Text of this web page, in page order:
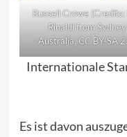
Russell Crowe (Credits:
Rinaldi from Sydney
Australia,CC BY-SA
Internationale
Es ist davon